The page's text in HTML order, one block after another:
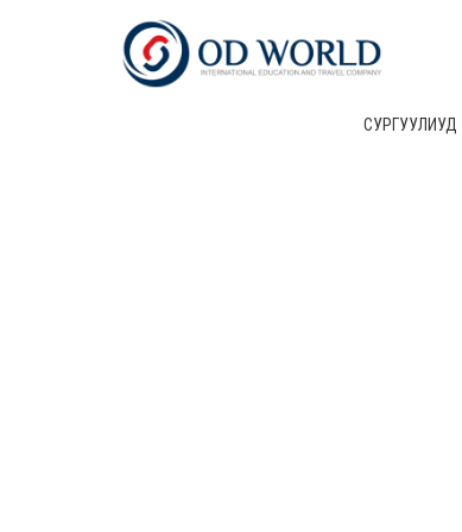
СУРГУУЛИУД